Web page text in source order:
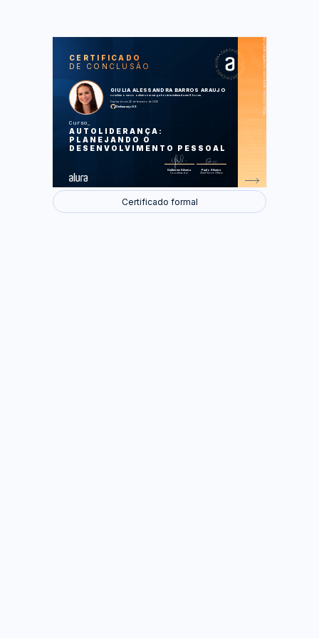
CERTIFICADO
DE CONCLUSÃO
GIULIA ALESSANDRA BARROS ARAUJO
concluiu o curso online com carga horária estimada em 8 horas.
Finalizado em 26 de fevereiro de 2026
Giuliaaraujo98
Curso
AUTOLIDERANÇA:
PLANEJANDO O
DESENVOLVIMENTO PESSOAL
Guilherme Silveira
Coordenador
Paulo Silveira
Chief Vision Officer
https://cursos.alura.com.br/certificate/3cbeb5fd-677b-4aca-8e5e-4f43349ee8ce
LAS
A importância da autoliderança
Autoconhecimento
Estruturando um PDI
Certificado formal